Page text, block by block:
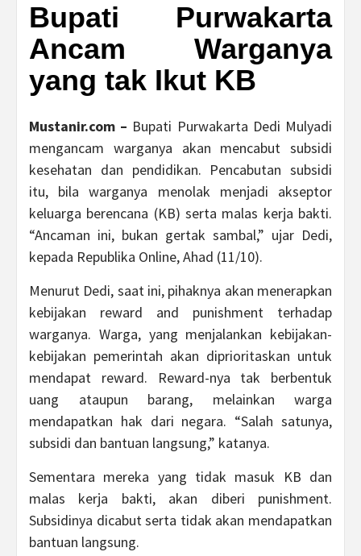
Bupati Purwakarta
Ancam Warganya
yang tak Ikut KB
Mustanir.com – Bupati Purwakarta Dedi Mulyadi
mengancam warganya akan mencabut subsidi
kesehatan dan pendidikan. Pencabutan subsidi
itu, bila warganya menolak menjadi akseptor
keluarga berencana (KB) serta malas kerja bakti.
“Ancaman ini, bukan gertak sambal,” ujar Dedi,
kepada Republika Online, Ahad (11/10).
Menurut Dedi, saat ini, pihaknya akan menerapkan
kebijakan reward and punishment terhadap
warganya. Warga, yang menjalankan kebijakan-
kebijakan pemerintah akan diprioritaskan untuk
mendapat reward. Reward-nya tak berbentuk
uang ataupun barang, melainkan warga
mendapatkan hak dari negara. “Salah satunya,
subsidi dan bantuan langsung,” katanya.
Sementara mereka yang tidak masuk KB dan
malas kerja bakti, akan diberi punishment.
Subsidinya dicabut serta tidak akan mendapatkan
bantuan langsung.